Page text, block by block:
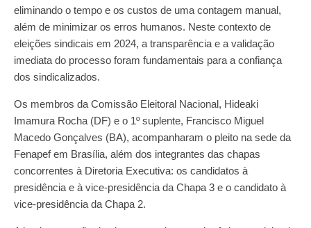
eliminando o tempo e os custos de uma contagem manual,
além de minimizar os erros humanos. Neste contexto de
eleições sindicais em 2024, a transparência e a validação
imediata do processo foram fundamentais para a confiança
dos sindicalizados.
Os membros da Comissão Eleitoral Nacional, Hideaki
Imamura Rocha (DF) e o 1º suplente, Francisco Miguel
Macedo Gonçalves (BA), acompanharam o pleito na sede da
Fenapef em Brasília, além dos integrantes das chapas
concorrentes à Diretoria Executiva: os candidatos à
presidência e à vice-presidência da Chapa 3 e o candidato à
vice-presidência da Chapa 2.